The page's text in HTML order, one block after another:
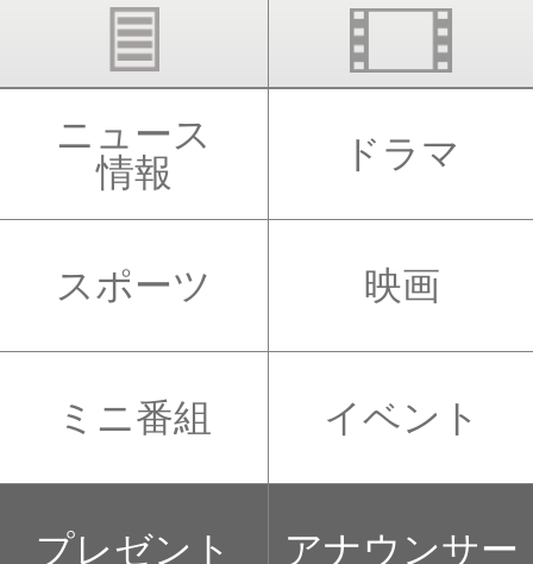
ニュース
情報
ドラマ
スポーツ 映画
ミニ番組 イベント
プレゼント アナウンサー